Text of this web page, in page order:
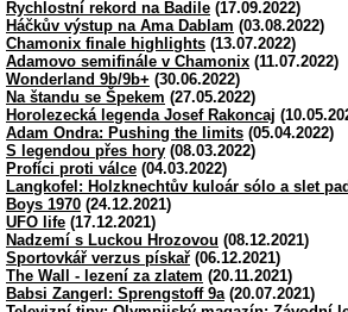
Rychlostní rekord na Badile (17.09.2022)
Háčkův výstup na Ama Dablam (03.08.2022)
Chamonix finale highlights (13.07.2022)
Adamovo semifinále v Chamonix (11.07.2022)
Wonderland 9b/9b+ (30.06.2022)
Na štandu se Špekem (27.05.2022)
Horolezecká legenda Josef Rakoncaj
Adam Ondra: Pushing the limits (05.04.2022)
S legendou přes hory (08.03.2022)
Profíci proti válce (04.03.2022)
Langkofel: Holzknechtův kuloár sólo a slet
Boys 1970 (24.12.2021)
UFO life (17.12.2021)
Nadzemí s Luckou Hrozovou (08.12.2021)
Sportovkář verzus pískař (06.12.2021)
The Wall - lezení za zlatem (20.11.2021)
Babsi Zangerl: Sprengstoff 9a (20.07.2021)